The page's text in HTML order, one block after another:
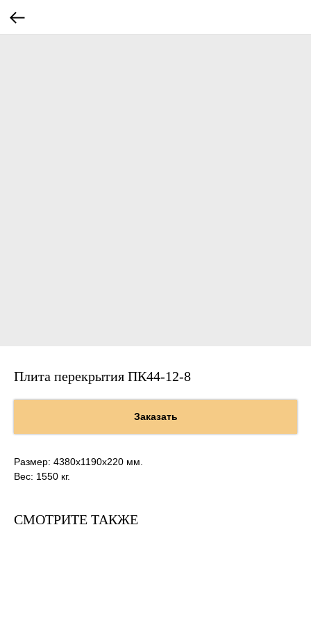
Плита перекрытия ПК44-12-8
Заказать
Размер: 4380х1190х220 мм.
Вес: 1550 кг.
СМОТРИТЕ ТАКЖЕ